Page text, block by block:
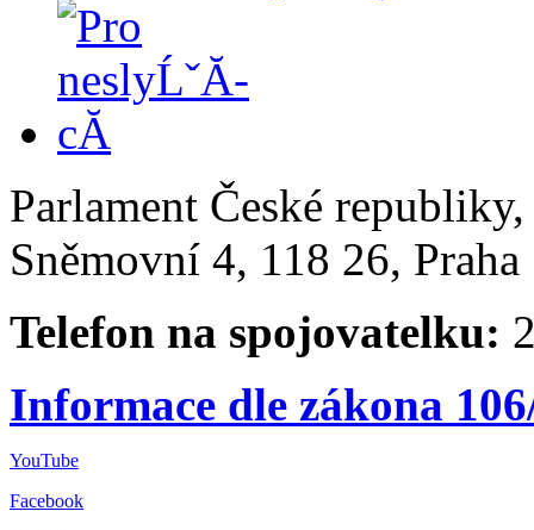
Parlament České
Sněmovní 4, 118 26,
Telefon na spojovatelku:
Informace dle zákona
YouTube
Facebook